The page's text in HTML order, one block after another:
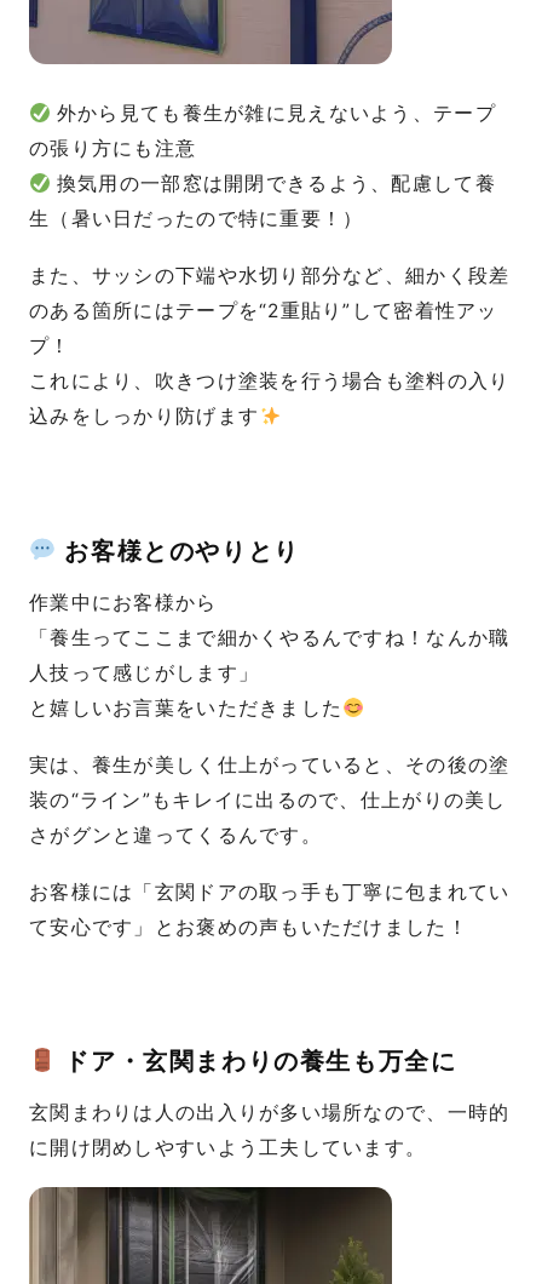
外から見ても養生が雑に見えないよう、テープ
の張り方にも注意
換気用の一部窓は開閉できるよう、配慮して養
生（暑い日だったので特に重要！）
また、サッシの下端や水切り部分など、細かく段差
のある箇所にはテープを“2重貼り”して密着性アッ
プ！
これにより、吹きつけ塗装を行う場合も塗料の入り
込みをしっかり防げます
お客様とのやりとり
作業中にお客様から
「養生ってここまで細かくやるんですね！なんか職
人技って感じがします」
と嬉しいお言葉をいただきました
実は、養生が美しく仕上がっていると、その後の塗
装の“ライン”もキレイに出るので、仕上がりの美し
さがグンと違ってくるんです。
お客様には「玄関ドアの取っ手も丁寧に包まれてい
て安心です」とお褒めの声もいただけました！
ドア・玄関まわりの養生も万全に
玄関まわりは人の出入りが多い場所なので、一時的
に開け閉めしやすいよう工夫しています。